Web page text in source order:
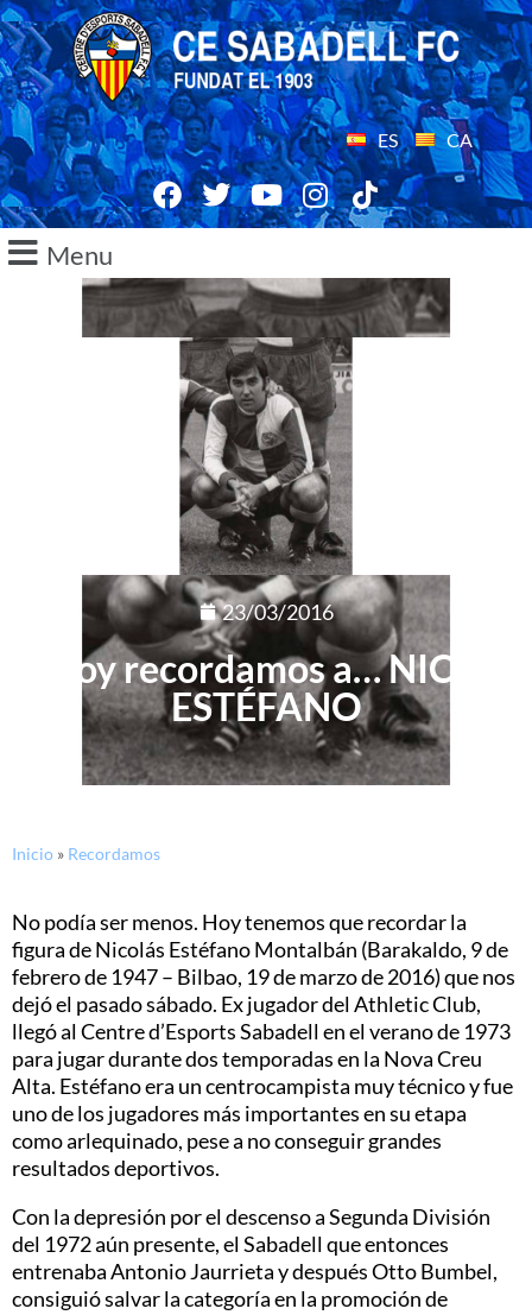
ES CA
Menu
23/03/2016
Hoy recordamos a… NICO
ESTÉFANO
Inicio » Recordamos
No podía ser menos. Hoy tenemos que recordar la
figura de Nicolás Estéfano Montalbán (Barakaldo, 9 de
febrero de 1947 – Bilbao, 19 de marzo de 2016) que nos
dejó el pasado sábado. Ex jugador del Athletic Club,
llegó al Centre d’Esports Sabadell en el verano de 1973
para jugar durante dos temporadas en la Nova Creu
Alta. Estéfano era un centrocampista muy técnico y fue
uno de los jugadores más importantes en su etapa
como arlequinado, pese a no conseguir grandes
resultados deportivos.
Con la depresión por el descenso a Segunda División
del 1972 aún presente, el Sabadell que entonces
entrenaba Antonio Jaurrieta y después Otto Bumbel,
consiguió salvar la categoría en la promoción de